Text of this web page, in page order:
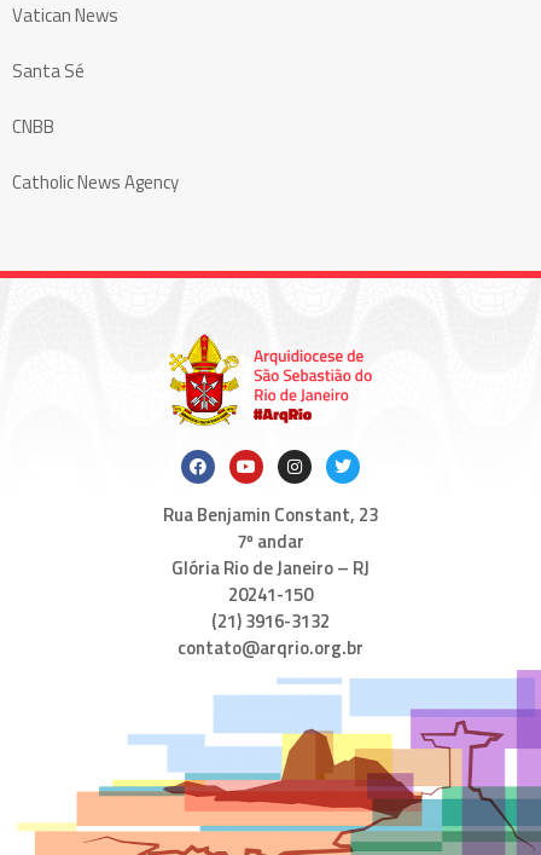
Vatican News
Santa Sé
CNBB
Catholic News Agency
Rua Benjamin Constant, 23
7º andar
Glória Rio de Janeiro – RJ
20241-150
(21) 3916-3132
contato@arqrio.org.br